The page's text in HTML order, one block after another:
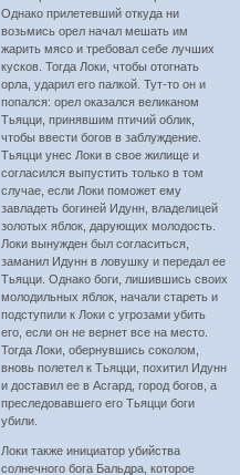
Однако прилетевший откуда ни
возьмись орел начал мешать им
жарить мясо и требовал себе лучших
кусков. Тогда Локи, чтобы отогнать
орла, ударил его палкой. Тут-то он и
попался: орел оказался великаном
Тьяцци, принявшим птичий облик,
чтобы ввести богов в заблуждение.
Тьяцци унес Локи в свое жилище и
согласился выпустить только в том
случае, если Локи поможет ему
завладеть богиней Идунн, владелицей
золотых яблок, дарующих молодость.
Локи вынужден был согласиться,
заманил Идунн в ловушку и передал ее
Тьяцци. Однако боги, лишившись своих
молодильных яблок, начали стареть и
подступили к Локи с угрозами убить
его, если он не вернет все на место.
Тогда Локи, обернувшись соколом,
вновь полетел к Тьяцци, похитил Идунн
и доставил ее в Асгард, город богов, а
преследовавшего его Тьяцци боги
убили.
Локи также инициатор убийства
солнечного бога Бальдра, которое